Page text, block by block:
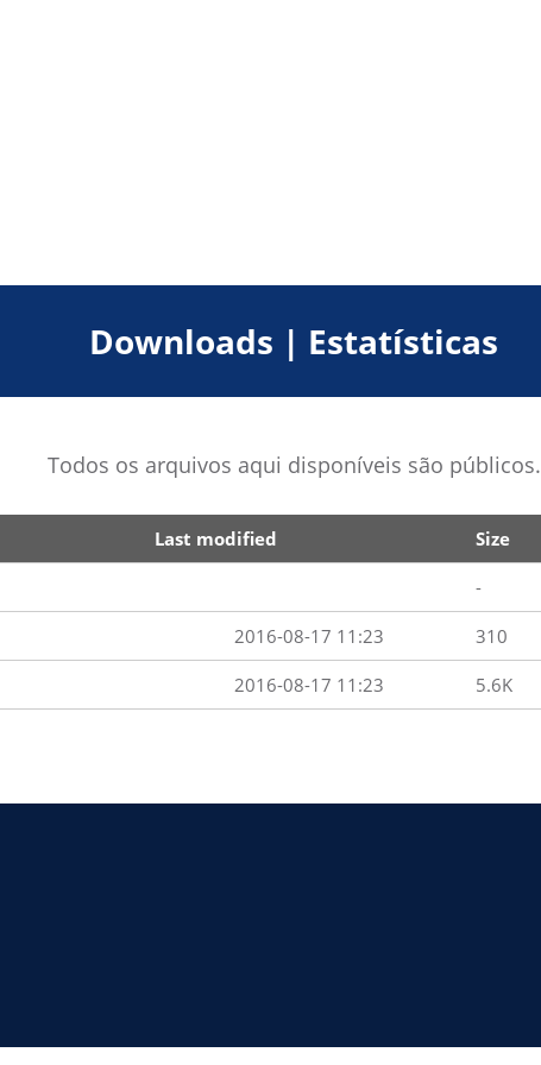
Downloads | Estatísticas
Todos os arquivos aqui disponíveis são públicos.
Last modified Size
-
2016-08-17 11:23 310
2016-08-17 11:23 5.6K